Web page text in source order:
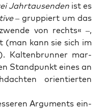
Jahr­tau­sen­denist es
– grup­piert um das
von rechts« –,
(man kann sie sich im
Kal­ten­brun­ner mar­
Stand­punkt eines an
ori­en­tier­ten
Argu­ments ein­